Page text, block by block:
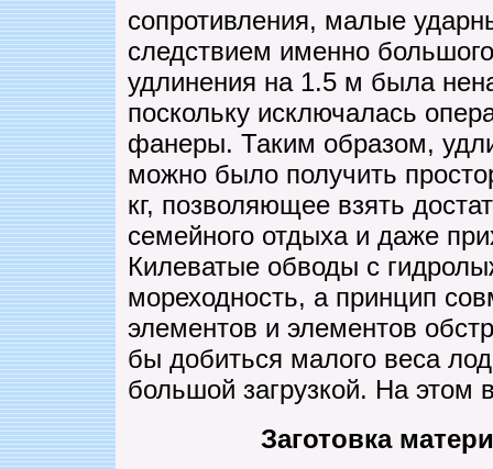
сопротивления, малые
следствием именно
удлинения на 1.5 м была
поскольку исключалась
фанеры. Таким образом,
можно было получить
кг, позволяющее взять
семейного отдыха и даже
Килеватые обводы с
мореходность, а принцип
элементов и элементов
бы добиться малого веса
большой загрузкой. На этом
Заготовка